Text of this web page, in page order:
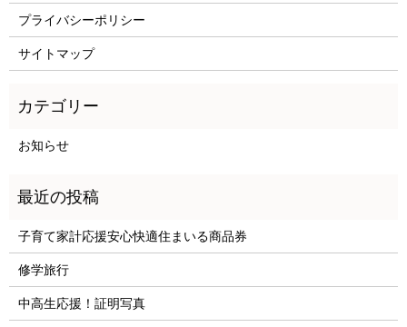
プライバシーポリシー
サイトマップ
お知らせ
子育て家計応援安心快適住まいる商品券
修学旅行
中高生応援！証明写真